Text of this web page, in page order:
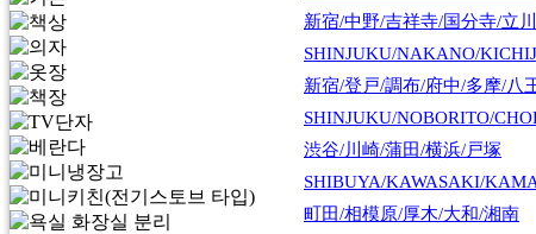
新宿/中野/吉祥寺/国分寺/立川
SHINJUKU/NAKANO/
新宿/登戸/調布/府中/多摩/八
SHINJUKU/NOBORITO/
渋谷/川崎/蒲田/横浜/戸塚
SHIBUYA/KAWASAKI/
町田/相模原/厚木/大和/湘南